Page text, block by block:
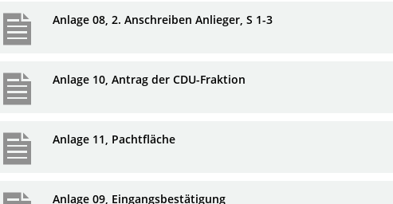
Anlage 08, 2. Anschreiben Anlieger, S 1-3
Anlage 10, Antrag der CDU-Fraktion
Anlage 11, Pachtfläche
Anlage 09, Eingangsbestätigung